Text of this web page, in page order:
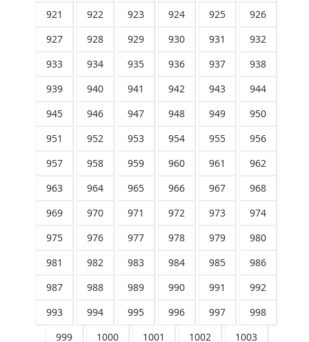
921
922 923 924 925
926
927
928 929 930 931
932
933
934 935 936 937
938
939
940 941 942 943
944
945
946 947 948 949
950
951
952 953 954 955
956
957
958 959 960 961
962
963
964 965 966 967
968
969
970 971 972 973
974
975
976 977 978 979
980
981
982 983 984 985
986
987
988 989 990 991
992
993
994 995 996 997
998
999
1000 1001 1002 1003